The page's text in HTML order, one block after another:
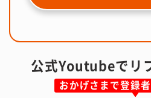
公式Youtubeでリ
おかげさまで登録